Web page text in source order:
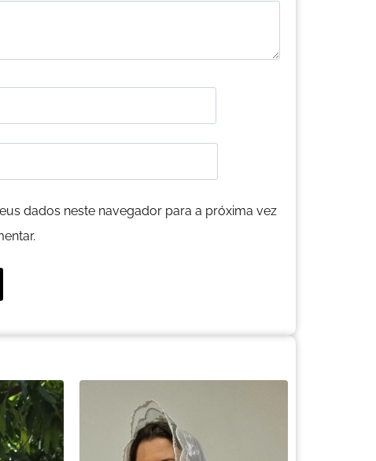
dados neste navegador para a próxima vez